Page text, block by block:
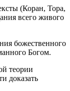
(Коран, Тора,
всего живого
божественного
Богом.
теории
доказать